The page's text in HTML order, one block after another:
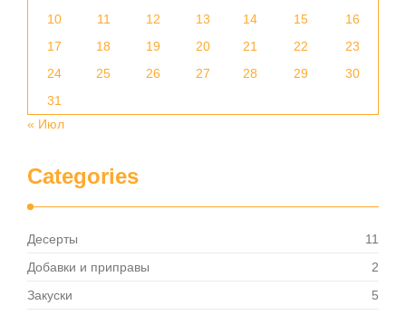
10
11 12 13 14 15
16
17
18 19 20 21 22
23
24
25 26 27 28 29
30
31
« Июл
Categories
Десерты
11
Добавки и приправы
2
Закуски
5